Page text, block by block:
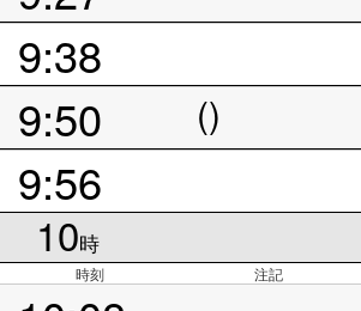
9:38
9:50
()
9:56
10時
時刻 注記